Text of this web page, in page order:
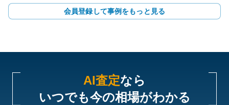
会員登録して事例をもっと見る
AI査定なら
いつでも今の相場がわかる